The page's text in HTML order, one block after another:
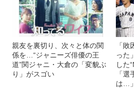
親友を裏切り、次々と体の関
係を…“ジャニーズ俳優の王
道”関ジャニ・大倉の「変貌ぶ
り」がスゴい
「
った
した
「
は…」